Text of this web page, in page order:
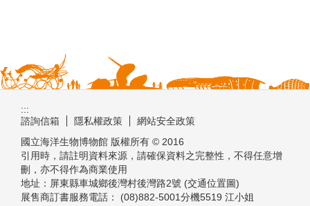
:::
諮詢信箱
隱私權政策
網站安全政策
國立海洋生物博物館 版權所有 © 2016
引用時，請註明資料來源，請確保資料之完整性，不得任意增
刪，亦不得作為商業使用
地址：屏東縣車城鄉後灣村後灣路2號 (交通位置圖)
展售商訂書服務電話： (08)882-5001分機5519 江小姐